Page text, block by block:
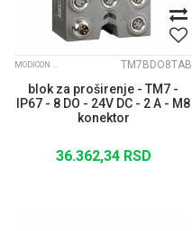
MODICON TM7 IP67 MODULARNI I/O SISTEM TM7BDO8TAB
blok za proširenje - TM7 -
IP67 - 8 DO - 24V DC - 2 A - M8
konektor
36.362,34 RSD